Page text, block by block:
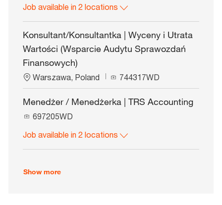
b
Job available in 2 locations
Konsultant/Konsultantka | Wyceny i Utrata
Wartości (Wsparcie Audytu Sprawozdań
Finansowych)
L
o
c
a
t
o
Warszawa, Poland
J
o
b
I
744317WD
Menedżer / Menedżerka | TRS Accounting
J
b
697205WD
Job available in 2 locations
Show more